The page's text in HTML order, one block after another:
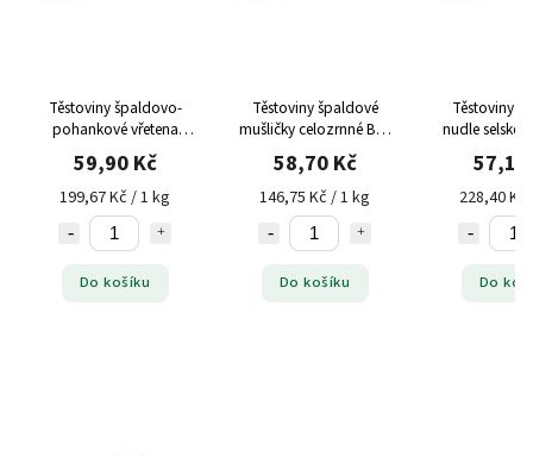
Těstoviny špaldovo-
pohankové vřetena
celozrnná BIO 300g
Probio
59,90 Kč
199,67 Kč / 1 kg
Do košíku
Těstoviny špaldové
mušličky celozrnné BIO
400g Probio
58,70 Kč
146,75 Kč / 1 kg
Do košíku
Těstoviny
nudle selské
BIO 250g
57,10
228,40
Do